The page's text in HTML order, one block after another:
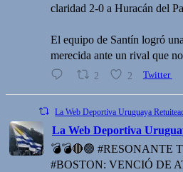
claridad 2-0 a Huracán del
El equipo de Santín logró
merecida ante un rival que no
2 2 Twitter
La Web Deportiva Uruguaya
La Web Deportiva
💣💣🔴🟢 #RESONANTE
#BOSTON: VENCIÓ DE